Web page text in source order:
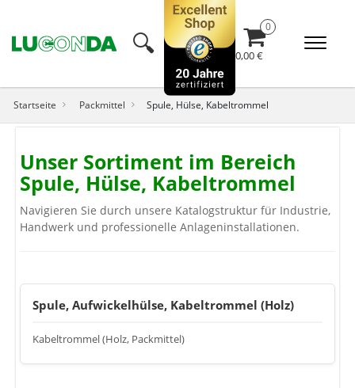
🔍︎ 0,00 €
Startseite Packmittel Spule, Hülse, Kabeltrommel
Unser Sortiment im Bereich
Spule, Hülse, Kabeltrommel
Navigieren Sie durch unsere Katalogstruktur für Industrie,
Handwerk und professionelle Anlageninstallationen.
Spule, Aufwickelhülse, Kabeltrommel (Holz)
Kabeltrommel (Holz, Packmittel)